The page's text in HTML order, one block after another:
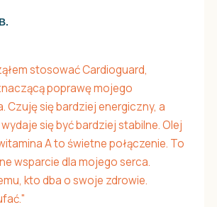
stosować Cardioguard,
poprawę mojego
Czuję się bardziej energiczny, a
się być bardziej stabilne. Olej
A to świetne połączenie. To
wsparcie dla mojego serca.
kto dba o swoje zdrowie.